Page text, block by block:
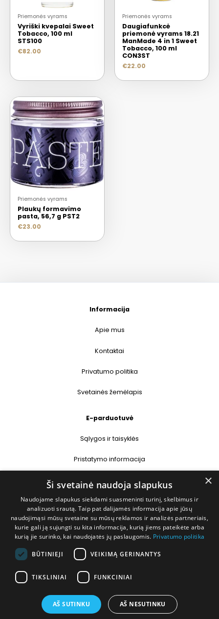
Priemonės vyrams
Vyriški kvepalai Sweet
Tobacco, 100 ml
STS100
€82.00
Priemonės vyrams
Daugiafunkcė
priemonė vyrams 18.21
ManMade 4 in 1 Sweet
Tobacco, 100 ml
CON3ST
€22.00
Priemonės vyrams
Plaukų formavimo
pasta, 56,7 g PST2
€23.00
Informacija
Apie mus
Kontaktai
Privatumo politika
Svetainės žemėlapis
E-parduotuvė
Sąlygos ir taisyklės
Pristatymo informacija
Prekių grąžinimas
Kontaktai
+370 677 31358
×
Ši svetainė naudoja slapukus
Naudojame slapukus siekdami suasmeninti turinį, skelbimus ir
analizuoti srautą. Taip pat dalijamės informacija apie jūsų
naudojimąsi mūsų svetaine su mūsų reklamos ir analizės partneriais,
kurie gali ją sujungti su kita informacija, kurią jiems pateikėte arba
kurią jie surinko, kai naudojatės jų paslaugomis. Privatumo politika
BŪTINIEJI VEIKIMĄ GERINANTYS
TIKSLINIAI FUNKCINIAI
AŠ SUTINKU AŠ NESUTINKU